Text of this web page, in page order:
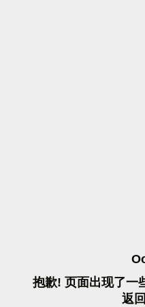
O
抱歉! 页面出现了一
返 回